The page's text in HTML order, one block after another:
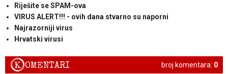
Riješite se SPAM-ova
VIRUS ALERT!!! - ovih dana stvarno su naporni
Najrazorniji virus
Hrvatski virusi
broj komentara: 0
KOMENTARI